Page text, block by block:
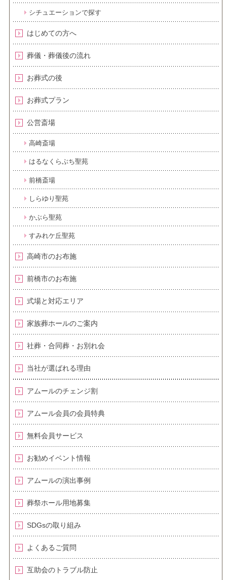
シチュエーションで探す
はじめての方へ
葬儀・葬儀後の流れ
お葬式の後
お葬式プラン
公営斎場
高崎斎場
はるなくらぶち聖苑
前橋斎場
しらゆり聖苑
かぶら聖苑
すみれケ丘聖苑
高崎市のお布施
前橋市のお布施
式場と対応エリア
家族葬ホールのご案内
社葬・合同葬・お別れ会
当社が選ばれる理由
アムールのチェンジ割
アムール会員の会員特典
無料会員サービス
お勧めイベント情報
アムールの演出事例
葬祭ホール用地募集
SDGsの取り組み
よくあるご質問
互助会のトラブル防止